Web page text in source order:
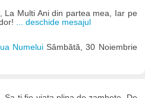
La Multi Ani din partea mea, Iar pe
... deschide mesajul
Numelui Sâmbătă, 30 Noiembrie